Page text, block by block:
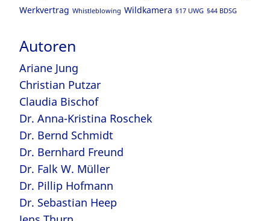
Werkvertrag Whistleblowing Wildkamera §17 UWG §44 BDSG
Autoren
Ariane Jung
Christian Putzar
Claudia Bischof
Dr. Anna-Kristina Roschek
Dr. Bernd Schmidt
Dr. Bernhard Freund
Dr. Falk W. Müller
Dr. Pillip Hofmann
Dr. Sebastian Heep